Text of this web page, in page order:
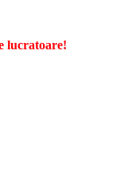
lucratoare!